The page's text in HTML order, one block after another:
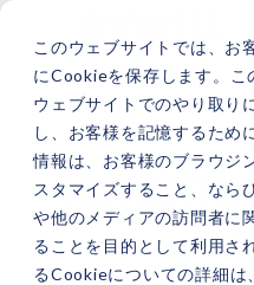
このウェブサイトでは、お
にCookieを保存します。
ウェブサイトでのやり取り
し、お客様を記憶するため
情報は、お客様のブラウジ
スタマイズすること、なら
や他のメディアの訪問者に
ることを目的として利用さ
るCookieについての詳細は、
資料ダウンロード